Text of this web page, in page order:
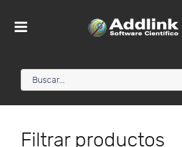
Filtrar productos